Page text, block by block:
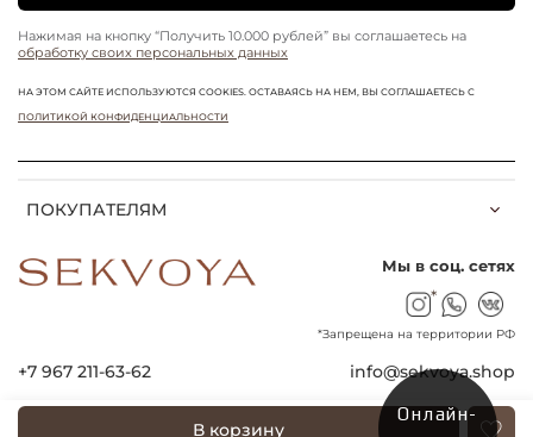
В корзину
ПОКУПАТЕЛЯМ
Нажимая на кнопку “Получить 10.000 рублей” вы соглашаетесь на
обработку своих персональных данных
НА ЭТОМ САЙТЕ ИСПОЛЬЗУЮТСЯ COOKIES. ОСТАВАЯСЬ НА НЕМ, ВЫ СОГЛАШАЕТЕСЬ С
ПОЛИТИКОЙ КОНФИДЕНЦИАЛЬНОСТИ
+7 967 211-63-62 info@sekvoya.shop
Мы в соц. сетях
*
*Запрещена на территории РФ
Онлайн-